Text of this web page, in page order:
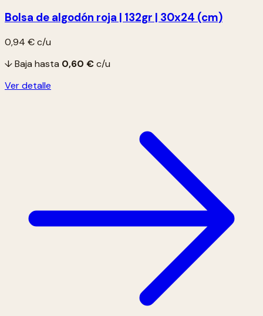
Bolsa de algodón roja | 132gr | 30x24 (cm)
0,94 €c/u
↓ Baja hasta 0,60 €c/u
Ver detalle